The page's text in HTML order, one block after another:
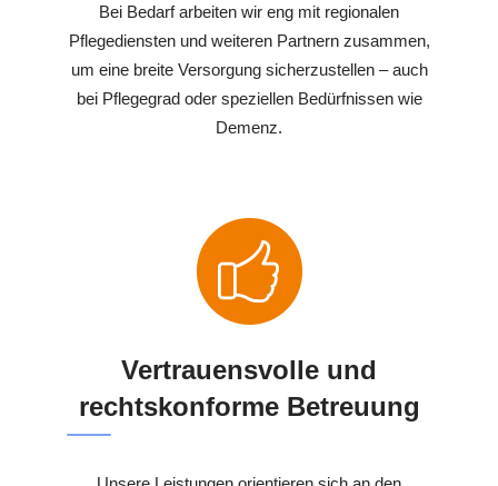
Bei Bedarf arbeiten wir eng mit regionalen
Pflegediensten und weiteren Partnern zusammen,
um eine breite Versorgung sicherzustellen – auch
bei Pflegegrad oder speziellen Bedürfnissen wie
Demenz.
Vertrauensvolle und
rechtskonforme Betreuung